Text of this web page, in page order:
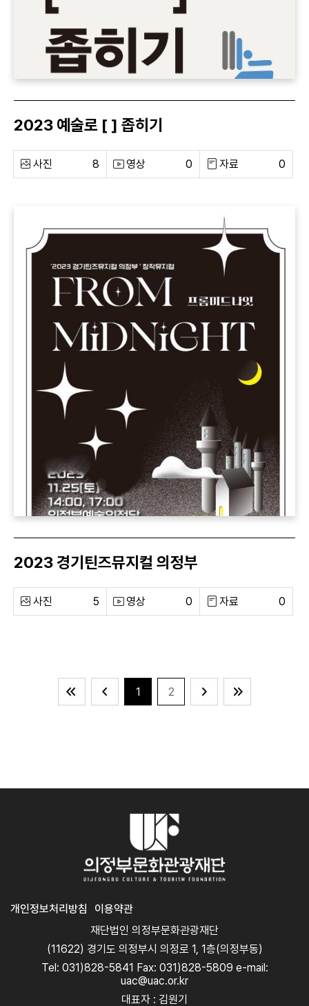
2023 예술로 [ ] 좁히기
사진 8 영상 0 자료 0
2023 경기틴즈뮤지컬 의정부
사진 5 영상 0 자료 0
1 2
개인정보처리방침
이용약관
재단법인 의정부문화관광재단
(11622) 경기도 의정부시 의정로 1, 1층(의정부동)
Tel: 031)828-5841 Fax: 031)828-5809 e-mail:
uac@uac.or.kr
대표자 : 김원기